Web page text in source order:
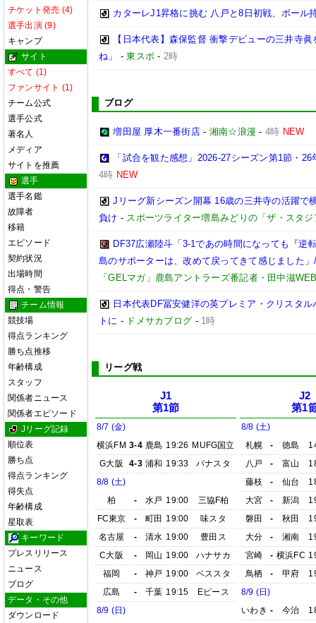
チケット発売 (4)
選手出演 (9)
キャンプ
サイト
すべて (1)
ファンサイト (1)
チーム公式
選手公式
著名人
メディア
サイトを推薦
選手
選手名鑑
故障者
移籍
エピソード
契約状況
出場時間
得点・警告
チーム情報
競技場
得点ランキング
勝ち点推移
年齢構成
スタッフ
関係者ニュース
関係者エピソード
Jリーグ記録
順位表
勝ち点
得点ランキング
得失点
年齢構成
星取表
キーワード
プレスリリース
ニュース
ブログ
データ・その他
ダウンロード
カターレJ1昇格に挑む 八戸と8日初戦、ボール
【日本代表】森保監督 衝撃デビューの三井寺
ね」
-東スポ - 2時
ブログ
増田屋 厚木一番街店- 湘南☆浪漫 - 4時 NEW
「試合を観た感想」2026-27シーズン第1節・
4時 NEW
Jリーグ新シーズン開幕 16歳の三井寺の活躍で
負け - スポーツライター増島みどりの「ザ・スタジ
DF37広瀬陸斗「3-1であの時間になっても『逆
島のサポーターは、改めて戻ってきて感じました
「GELマガ」鹿島アントラーズ番記者・田中滋
日本代表DF冨安健洋の英プレミア・クリスタ
トに - ドメサカブログ - 1時
リーグ戦
J1
第1節
8/7 (金)
横浜FM 3-4 鹿島 19:26 MUFG国立
G大阪
4-3 浦和 19:33
パナスタ
8/8 (土)
柏
- 水戸 19:00
三協F柏
FC東京
- 町田 19:00
味スタ
名古屋
- 清水 19:00
豊田ス
C大阪
- 岡山 19:00
ハナサカ
福岡
- 神戸 19:00
ベススタ
広島
- 千葉 19:15
Eピース
8/9 (日)
J2
第1
8/8 (土)
札幌
- 徳島
八戸
- 富山
藤枝
- 仙台
大宮
- 新潟
磐田
- 秋田
大分
- 湘南
宮崎
- 横浜FC
鳥栖
- 甲府
8/9 (日)
いわき - 今治